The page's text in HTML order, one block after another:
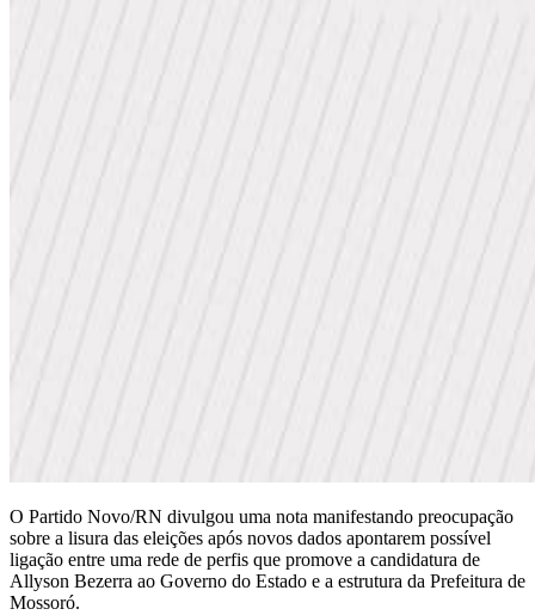
O Partido Novo/RN divulgou uma nota manifestando preocupação
sobre a lisura das eleições após novos dados apontarem possível
ligação entre uma rede de perfis que promove a candidatura de
Allyson Bezerra ao Governo do Estado e a estrutura da Prefeitura de
Mossoró.